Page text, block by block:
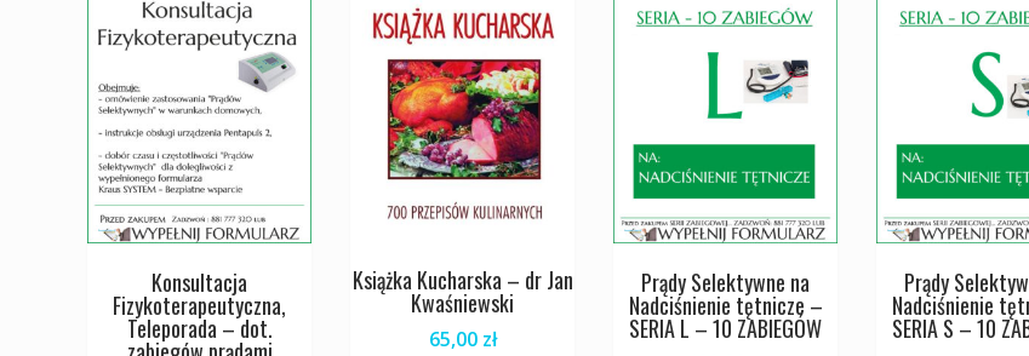
Konsultacja
Fizykoterapeutyczna,
Teleporada – dot.
Książka Kucharska – dr Jan
Kwaśniewski
65,00 zł
Prądy Selektywne na
Nadciśnienie tętnicze –
SERIA L – 10 ZABIEGÓW
Prądy
Nadciśnienie
SERIA S – 10